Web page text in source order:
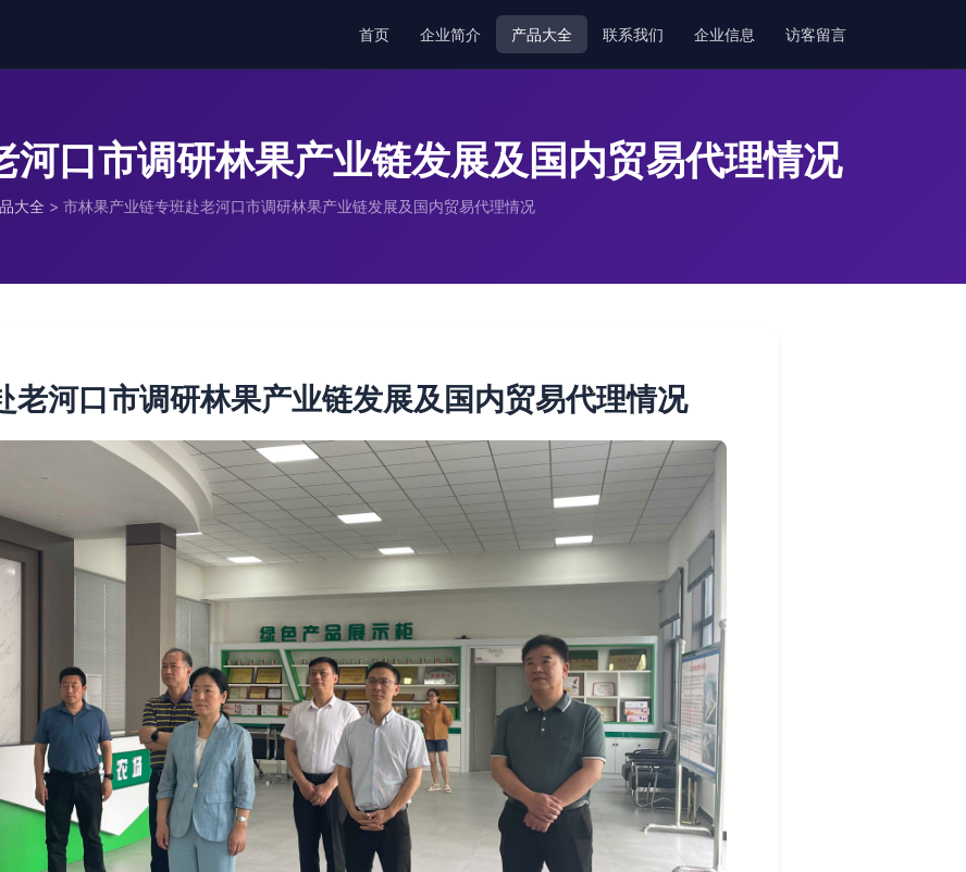
首页 企业简介 产品大全 联系我们 企业信息 访客留言
河口市调研林果产业链发展及国内贸易代理情况
大全 > 市林果产业链专班赴老河口市调研林果产业链发展及国内贸易代理情况
老河口市调研林果产业链发展及国内贸易代理情况